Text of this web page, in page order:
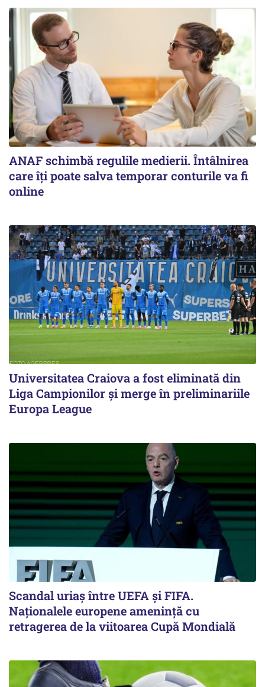
ANAF schimbă regulile medierii. Întâlnirea
care îți poate salva temporar conturile va fi
online
Universitatea Craiova a fost eliminată din
Liga Campionilor şi merge în preliminariile
Europa League
Scandal uriaş între UEFA şi FIFA.
Naţionalele europene ameninţă cu
retragerea de la viitoarea Cupă Mondială